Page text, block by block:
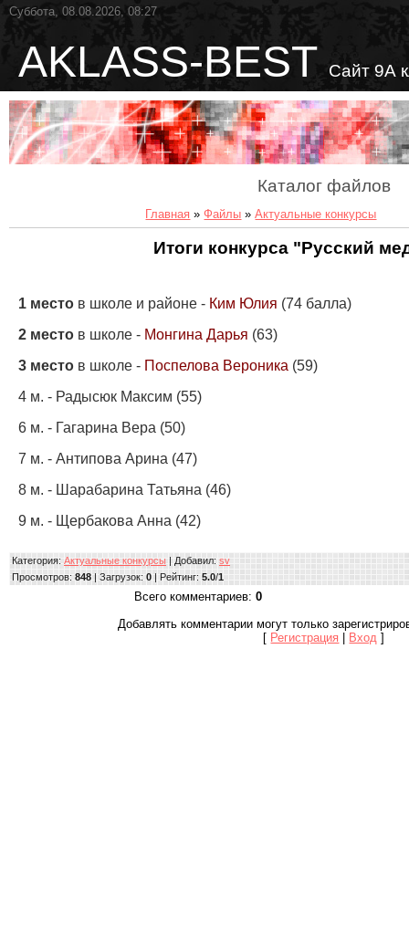
Суббота, 08.08.2026, 08:27
AKLASS-BEST Сайт 9А
Каталог файлов
Главная »Файлы »Актуальные конкурсы
Итоги конкурса "Русский
1 место в школе и районе - Ким Юлия (74 балла)
2 место в школе - Монгина Дарья (63)
3 место в школе - Поспелова Вероника (59)
4 м. - Радысюк Максим (55)
6 м. - Гагарина Вера (50)
7 м. - Антипова Арина (47)
8 м. - Шарабарина Татьяна (46)
9 м. - Щербакова Анна (42)
Категория: Актуальные конкурсы Добавил: sv
Просмотров: 848 Загрузок: 0 Рейтинг: 5.0/1
Всего комментариев: 0
Добавлять комментарии могут только
[ Регистрация Вход ]